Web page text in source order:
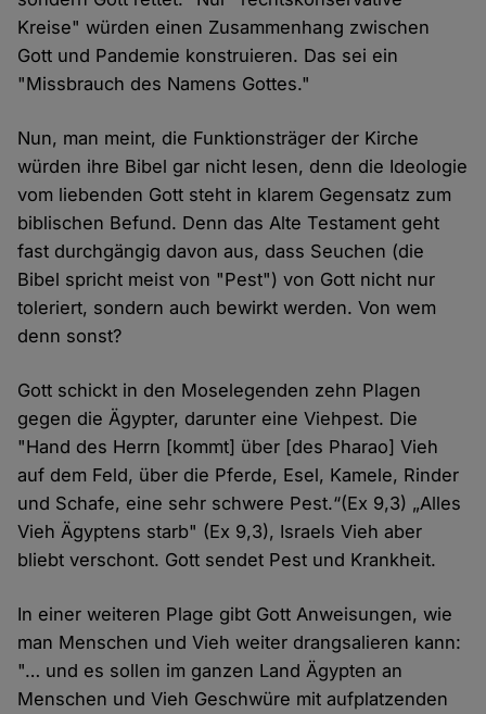
Kreise" würden einen Zusammenhang zwischen
Gott und Pandemie konstruieren. Das sei ein
"Missbrauch des Namens Gottes."
Nun, man meint, die Funktionsträger der Kirche
würden ihre Bibel gar nicht lesen, denn die Ideologie
vom liebenden Gott steht in klarem Gegensatz zum
biblischen Befund. Denn das Alte Testament geht
fast durchgängig davon aus, dass Seuchen (die
Bibel spricht meist von "Pest") von Gott nicht nur
toleriert, sondern auch bewirkt werden. Von wem
denn sonst?
Gott schickt in den Moselegenden zehn Plagen
gegen die Ägypter, darunter eine Viehpest. Die
"Hand des Herrn [kommt] über [des Pharao] Vieh
auf dem Feld, über die Pferde, Esel, Kamele, Rinder
und Schafe, eine sehr schwere Pest.“(Ex 9,3) „Alles
Vieh Ägyptens starb" (Ex 9,3), Israels Vieh aber
bliebt verschont. Gott sendet Pest und Krankheit.
In einer weiteren Plage gibt Gott Anweisungen, wie
man Menschen und Vieh weiter drangsalieren kann:
"… und es sollen im ganzen Land Ägypten an
Menschen und Vieh Geschwüre mit aufplatzenden